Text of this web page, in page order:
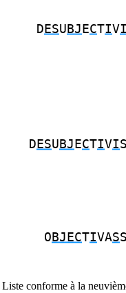
D ESU BJ ECTIVI
D ESU BJ ECTIVI
O BJECTIVASS
Liste conforme à la